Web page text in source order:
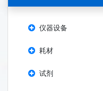
仪器设备
耗材
试剂